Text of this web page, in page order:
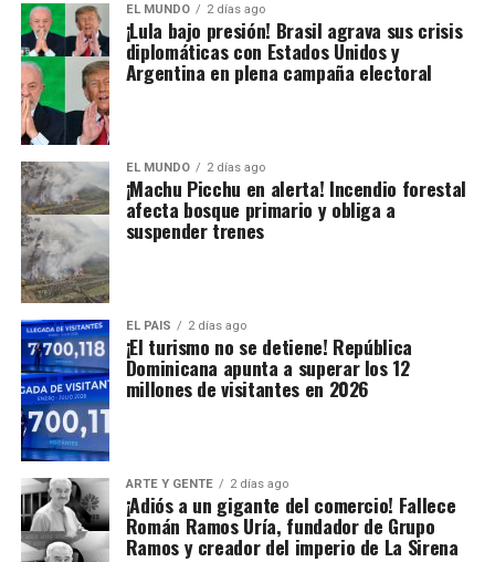
EL MUNDO 2 días ago
¡Lula bajo presión! Brasil agrava sus crisis
diplomáticas con Estados Unidos y
Argentina en plena campaña electoral
EL MUNDO 2 días ago
¡Machu Picchu en alerta! Incendio forestal
afecta bosque primario y obliga a
suspender trenes
EL PAIS 2 días ago
¡El turismo no se detiene! República
Dominicana apunta a superar los 12
millones de visitantes en 2026
ARTE Y GENTE 2 días ago
¡Adiós a un gigante del comercio! Fallece
Román Ramos Uría, fundador de Grupo
Ramos y creador del imperio de La Sirena